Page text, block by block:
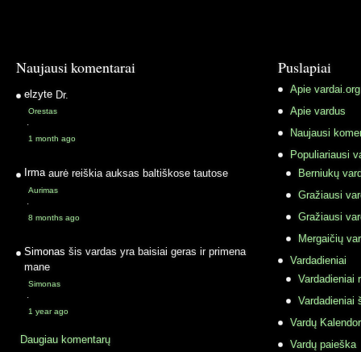
Naujausi komentarai
elzyte Dr.
Orestas
·
1 month ago
Irma aurė reiškia auksas baltiškose tautose
Aurimas
·
8 months ago
Simonas šis vardas yra baisiai geras ir primena
mane
Simonas
·
1 year ago
Daugiau komentarų
Puslapiai
Apie vardai.org
Apie vardus
Naujausi
Populiariausi
Berniukų
Gražiausi
Gražiausi
Mergaičių
Vardadieniai
Vardadieniai
Vardadieniai
Vardų
Vardų paieška